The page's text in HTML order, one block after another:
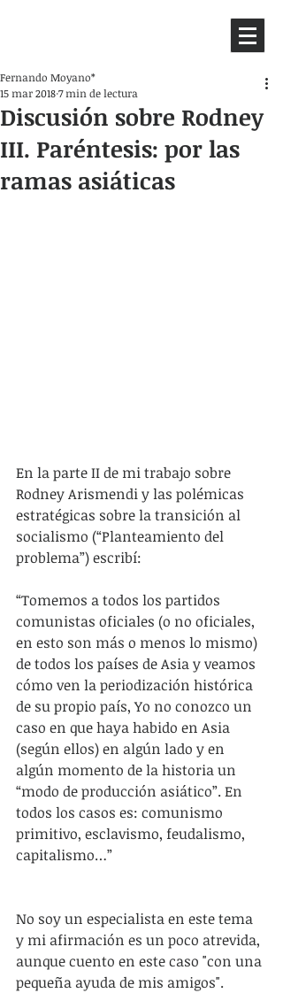
Discusión sobre Rodney ​
III. ​Paréntesis​: por las
ramas asiáticas
Fernando Moyano*
15 mar 20187 min de lectura
En la parte II de mi trabajo sobre
Rodney Arismendi y las polémicas
estratégicas sobre la transición al
socialismo (“Planteamiento del
problema”) escribí:
“Tomemos a todos los partidos
comunistas oficiales (o no oficiales,
en esto son más o menos lo mismo)
de todos los países de Asia y veamos
cómo ven la periodización histórica
de su propio país, Yo no conozco un
caso en que haya habido en Asia
(según ellos) en algún lado y en
algún momento de la historia un
“modo de producción asiático”. En
todos los casos es: comunismo
primitivo, esclavismo, feudalismo,
capitalismo…”
No soy un especialista en este tema
y mi afirmación es un poco atrevida,
aunque cuento en este caso "con una
pequeña ayuda de mis amigos".